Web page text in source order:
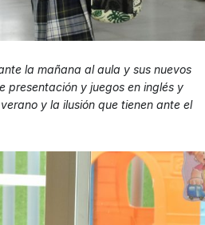
la mañana al aula y sus nuevos
presentación y juegos en inglés y
y la ilusión que tienen ante el